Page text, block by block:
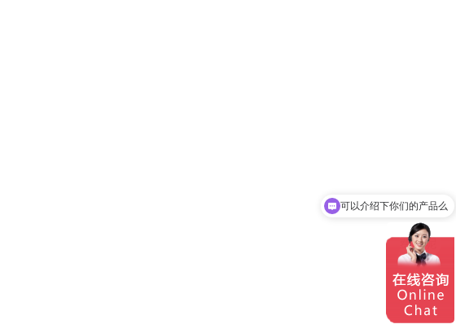
可以介绍下你们的产品么